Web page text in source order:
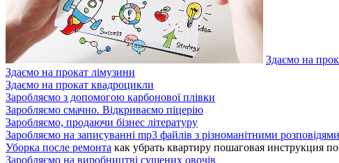
Здаємо на
Здаємо на прокат лімузини
Здаємо на прокат квадроцикли
Заробляємо з допомогою карбонової плівки
Заробляємо смачно. Відкриваємо піцерію
Заробляємо, продаючи бізнес літературу
Заробляємо на записуванні mp3 файлів з різноманітними розповідями
Уборка после ремонта как убрать квартиру пошаговая инструкция
Заробляємо на виробництві сушених овочів